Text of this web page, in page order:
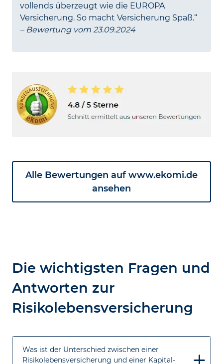
vollends überzeugt wie die EUROPA
Versicherung. So macht Versicherung Spaß.“
– Bewertung vom 23.09.2024
Alle Bewertungen auf www.ekomi.de
ansehen
Die wichtigsten Fragen und
Antworten zur
Risikolebensversicherung
Was ist der Unterschied zwischen einer
Risikolebensversicherung und einer Kapital-